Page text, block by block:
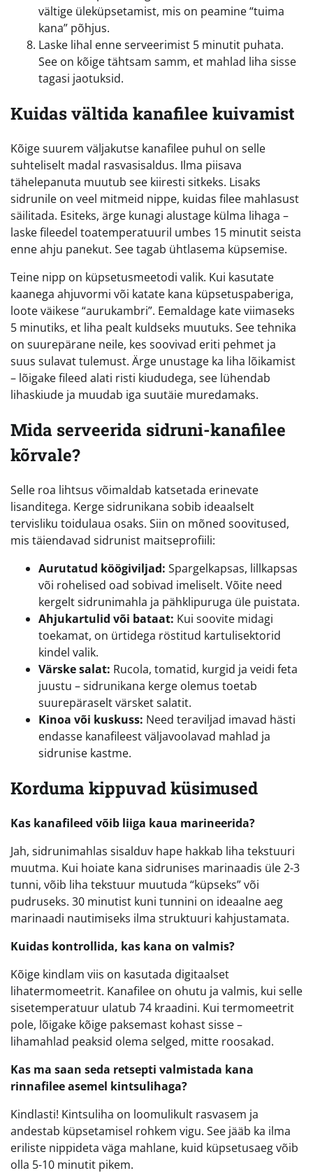
vältige üleküpsetamist, mis on peamine “tuima
kana” põhjus.
Laske lihal enne serveerimist 5 minutit puhata.
See on kõige tähtsam samm, et mahlad liha sisse
tagasi jaotuksid.
Kuidas vältida kanafilee kuivamist
Kõige suurem väljakutse kanafilee puhul on selle
suhteliselt madal rasvasisaldus. Ilma piisava
tähelepanuta muutub see kiiresti sitkeks. Lisaks
sidrunile on veel mitmeid nippe, kuidas filee mahlasust
säilitada. Esiteks, ärge kunagi alustage külma lihaga –
laske fileedel toatemperatuuril umbes 15 minutit seista
enne ahju panekut. See tagab ühtlasema küpsemise.
Teine nipp on küpsetusmeetodi valik. Kui kasutate
kaanega ahjuvormi või katate kana küpsetuspaberiga,
loote väikese “aurukambri”. Eemaldage kate viimaseks
5 minutiks, et liha pealt kuldseks muutuks. See tehnika
on suurepärane neile, kes soovivad eriti pehmet ja
suus sulavat tulemust. Ärge unustage ka liha lõikamist
– lõigake fileed alati risti kiududega, see lühendab
lihaskiude ja muudab iga suutäie muredamaks.
Mida serveerida sidruni-kanafilee
kõrvale?
Selle roa lihtsus võimaldab katsetada erinevate
lisanditega. Kerge sidrunikana sobib ideaalselt
tervisliku toidulaua osaks. Siin on mõned soovitused,
mis täiendavad sidrunist maitseprofiili:
Aurutatud köögiviljad: Spargelkapsas, lillkapsas
või rohelised oad sobivad imeliselt. Võite need
kergelt sidrunimahla ja pähklipuruga üle puistata.
Ahjukartulid või bataat: Kui soovite midagi
toekamat, on ürtidega röstitud kartulisektorid
kindel valik.
Värske salat: Rucola, tomatid, kurgid ja veidi feta
juustu – sidrunikana kerge olemus toetab
suurepäraselt värsket salatit.
Kinoa või kuskuss: Need teraviljad imavad hästi
endasse kanafileest väljavoolavad mahlad ja
sidrunise kastme.
Korduma kippuvad küsimused
Kas kanafileed võib liiga kaua marineerida?
Jah, sidrunimahlas sisalduv hape hakkab liha tekstuuri
muutma. Kui hoiate kana sidrunises marinaadis üle 2-3
tunni, võib liha tekstuur muutuda “küpseks” või
pudruseks. 30 minutist kuni tunnini on ideaalne aeg
marinaadi nautimiseks ilma struktuuri kahjustamata.
Kuidas kontrollida, kas kana on valmis?
Kõige kindlam viis on kasutada digitaalset
lihatermomeetrit. Kanafilee on ohutu ja valmis, kui selle
sisetemperatuur ulatub 74 kraadini. Kui termomeetrit
pole, lõigake kõige paksemast kohast sisse –
lihamahlad peaksid olema selged, mitte roosakad.
Kas ma saan seda retsepti valmistada kana
rinnafilee asemel kintsulihaga?
Kindlasti! Kintsuliha on loomulikult rasvasem ja
andestab küpsetamisel rohkem vigu. See jääb ka ilma
eriliste nippideta väga mahlane, kuid küpsetusaeg võib
olla 5-10 minutit pikem.